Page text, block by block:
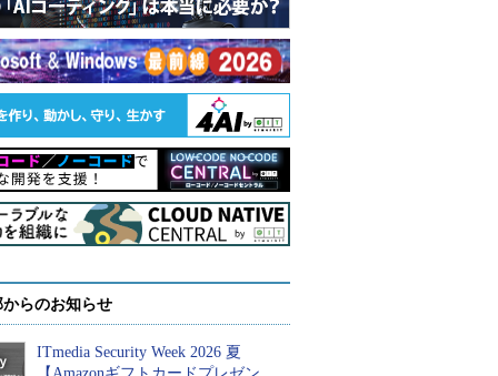
らのお知らせ
ITmedia Security Week 2026 夏